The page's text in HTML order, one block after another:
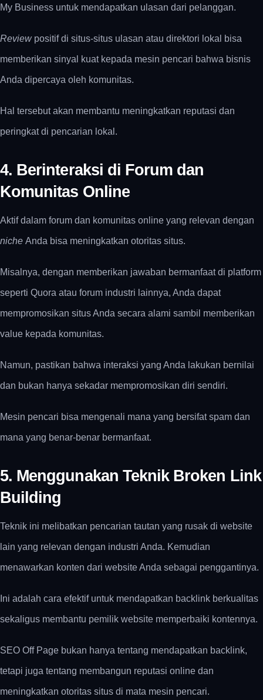
My Business untuk mendapatkan ulasan dari pelanggan.
Review positif di situs-situs ulasan atau direktori lokal bisa
memberikan sinyal kuat kepada mesin pencari bahwa bisnis
Anda dipercaya oleh komunitas.
Hal tersebut akan membantu meningkatkan reputasi dan
peringkat di pencarian lokal.
4. Berinteraksi di Forum dan
Komunitas Online
Aktif dalam forum dan komunitas online yang relevan dengan
niche Anda bisa meningkatkan otoritas situs.
Misalnya, dengan memberikan jawaban bermanfaat di platform
seperti Quora atau forum industri lainnya, Anda dapat
mempromosikan situs Anda secara alami sambil memberikan
value kepada komunitas.
Namun, pastikan bahwa interaksi yang Anda lakukan bernilai
dan bukan hanya sekadar mempromosikan diri sendiri.
Mesin pencari bisa mengenali mana yang bersifat spam dan
mana yang benar-benar bermanfaat.
5. Menggunakan Teknik Broken Link
Building
Teknik ini melibatkan pencarian tautan yang rusak di website
lain yang relevan dengan industri Anda. Kemudian
menawarkan konten dari website Anda sebagai penggantinya.
Ini adalah cara efektif untuk mendapatkan backlink berkualitas
sekaligus membantu pemilik website memperbaiki kontennya.
SEO Off Page bukan hanya tentang mendapatkan backlink,
tetapi juga tentang membangun reputasi online dan
meningkatkan otoritas situs di mata mesin pencari.